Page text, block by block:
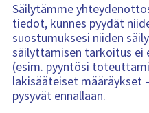
Säilytämme
tiedot, kunnes pyydät
suostumuksesi niiden
säilyttämisen tarkoitus ei
(esim. pyyntösi
lakisääteiset määräykset
pysyvät ennallaan.